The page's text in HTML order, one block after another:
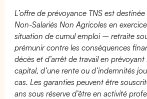
L’offre de prévoyance TNS est destinée
Non-Salariés Non Agricoles en
situation de cumul emploi – retraite
prémunir contre les conséquences
décès et d’arrêt de travail en prévoyant
capital, d’une rente ou d’indemnités
cas. Les garanties peuvent être
ans sous réserve d’être en activité